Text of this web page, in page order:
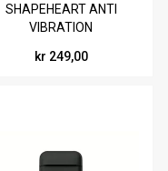
SHAPEHEART ANTI
VIBRATION
kr 249,00